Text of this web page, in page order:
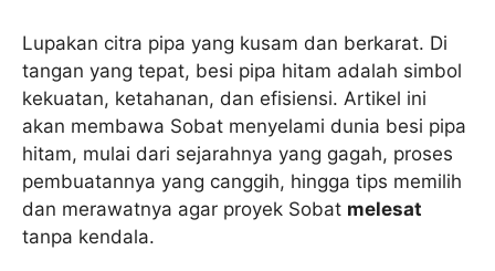
Lupakan citra pipa yang kusam dan berkarat. Di
tangan yang tepat, besi pipa hitam adalah simbol
kekuatan, ketahanan, dan efisiensi. Artikel ini
akan membawa Sobat menyelami dunia besi pipa
hitam, mulai dari sejarahnya yang gagah, proses
pembuatannya yang canggih, hingga tips memilih
dan merawatnya agar proyek Sobat melesat
tanpa kendala.